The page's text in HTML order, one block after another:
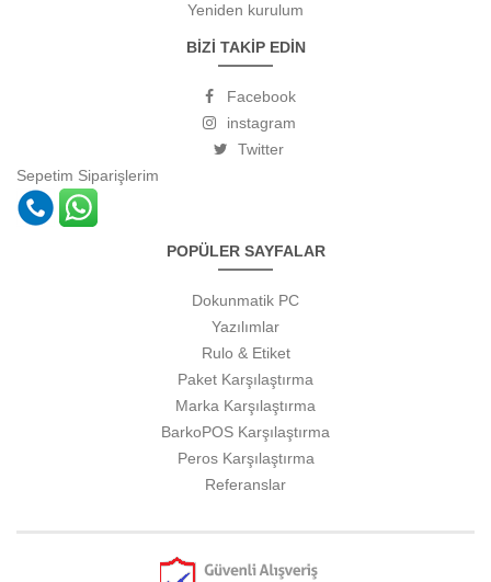
Yeniden kurulum
BİZİ TAKİP EDİN
Facebook
instagram
Twitter
Sepetim Siparişlerim
POPÜLER SAYFALAR
Dokunmatik PC
Yazılımlar
Rulo & Etiket
Paket Karşılaştırma
Marka Karşılaştırma
BarkoPOS Karşılaştırma
Peros Karşılaştırma
Referanslar